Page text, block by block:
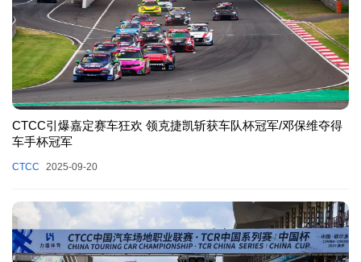
CTCC引爆嘉定赛车狂欢 领克捷凯斩获车队杯冠军/邓保维夺得
车手杯冠军
CTCC 2025-09-20